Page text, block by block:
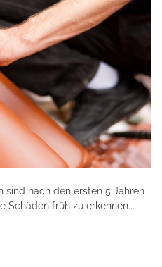
sind nach den ersten 5 Jahren
Schäden früh zu erkennen...